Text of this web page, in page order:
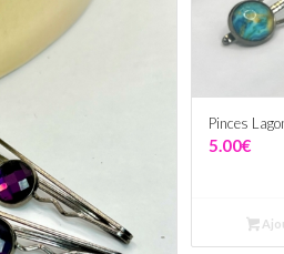
Pinces
5.00€